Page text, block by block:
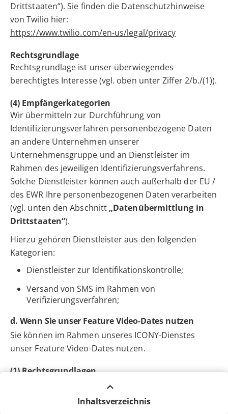
Inhaltsverzeichnis
Drittstaaten“). Sie finden die Datenschutzhinweise
von Twilio hier:
https://www.twilio.com/en-us/legal/privacy
Rechtsgrundlage
Rechtsgrundlage ist unser überwiegendes
berechtigtes Interesse (vgl. oben unter Ziffer 2/b./(1)).
(4) Empfängerkategorien
Wir übermitteln zur Durchführung von
Identifizierungsverfahren personenbezogene Daten
an andere Unternehmen unserer
Unternehmensgruppe und an Dienstleister im
Rahmen des jeweiligen Identifizierungsverfahrens.
Solche Dienstleister können auch außerhalb der EU /
des EWR Ihre personenbezogenen Daten verarbeiten
(vgl. unten den Abschnitt „Datenübermittlung in
Drittstaaten“).
Hierzu gehören Dienstleister aus den folgenden
Kategorien:
Dienstleister zur Identifikationskontrolle;
Versand von SMS im Rahmen von
Verifizierungsverfahren;
d. Wenn Sie unser Feature Video-Dates nutzen
Sie können im Rahmen unseres ICONY-Dienstes
unser Feature Video-Dates nutzen.
(1) Rechtsgrundlagen
Wir verarbeiten Ihre personenbezogenen Daten zur
Anbahnung, Durchführung und Abwicklung des